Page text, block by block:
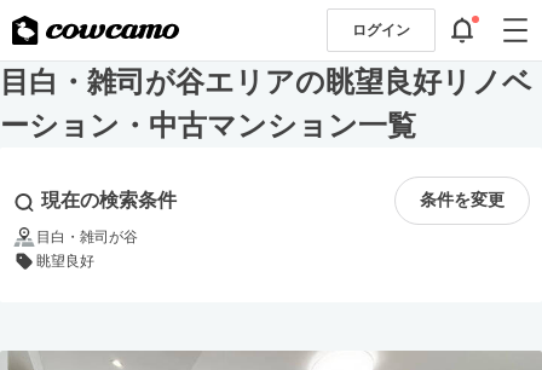
ログイン
目白・雑司が谷エリアの眺望良好リノベ
ーション・中古マンション一覧
現在の検索条件 条件を変更
目白・雑司が谷
眺望良好